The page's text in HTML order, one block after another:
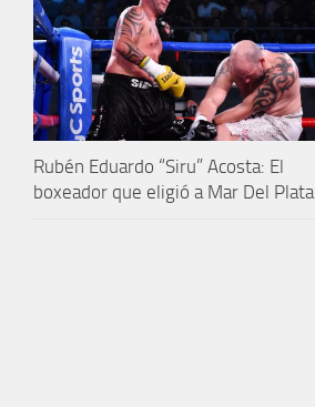
Rubén Eduardo “Siru” Acosta: El
boxeador que eligió a Mar Del Plata